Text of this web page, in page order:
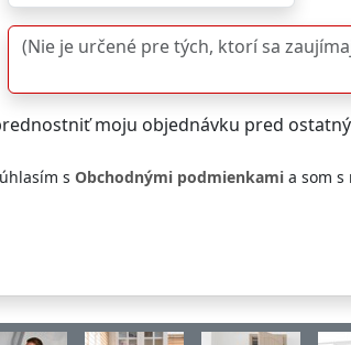
moju objednávku pred
s Obchodnými podmienkami a som s